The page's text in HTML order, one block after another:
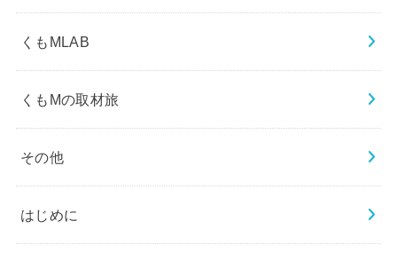
くもMLAB
くもMの取材旅
その他
はじめに